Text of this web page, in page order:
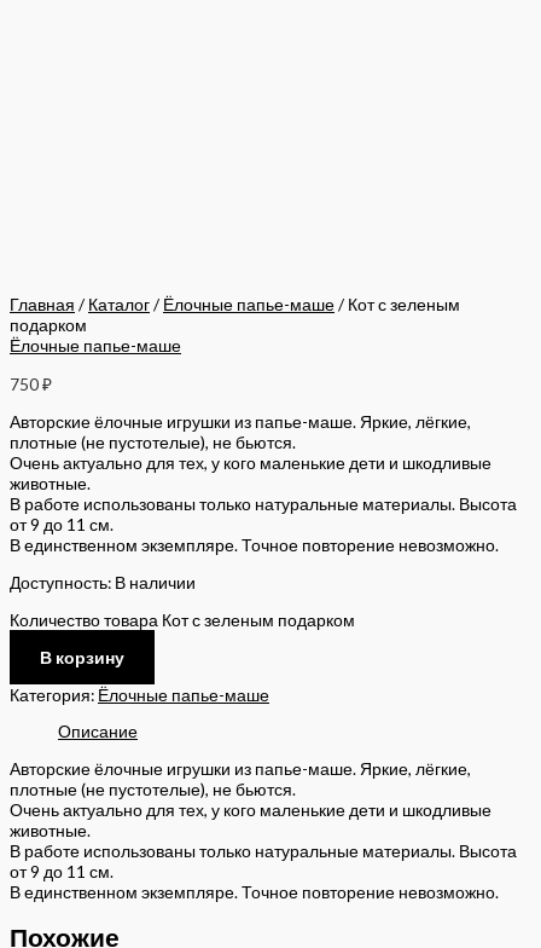
Главная / Каталог/ Ёлочные папье-маше/ Кот с зеленым
подарком
Ёлочные папье-маше
750₽
Авторские ёлочные игрушки из папье-маше. Яркие, лёгкие,
плотные (не пустотелые), не бьются.
Очень актуально для тех, у кого маленькие дети и шкодливые
животные.
В работе использованы только натуральные материалы. Высота
от 9 до 11 см.
В единственном экземпляре. Точное повторение невозможно.
Доступность: В наличии
Количество товара Кот с зеленым подарком
В корзину
Категория: Ёлочные папье-маше
Описание
Авторские ёлочные игрушки из папье-маше. Яркие, лёгкие,
плотные (не пустотелые), не бьются.
Очень актуально для тех, у кого маленькие дети и шкодливые
животные.
В работе использованы только натуральные материалы. Высота
от 9 до 11 см.
В единственном экземпляре. Точное повторение невозможно.
Похожие